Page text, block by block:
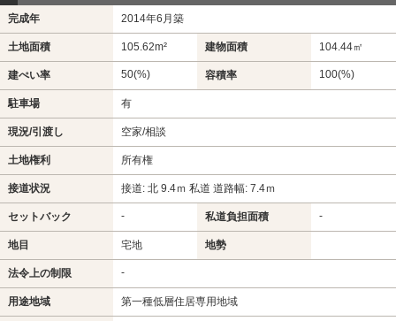
完成年 2014年6月築
土地面積 105.62m² 建物面積 104.44㎡
建ぺい率 50(%) 容積率 100(%)
駐車場 有
現況/引渡し 空家/相談
土地権利 所有権
接道状況 接道: 北 9.4ｍ 私道 道路幅: 7.4ｍ
セットバック - 私道負担面積 -
地目 宅地 地勢
法令上の制限 -
用途地域 第一種低層住居専用地域